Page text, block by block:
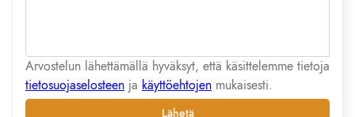
Arvostelun lähettämällä hyväksyt, että käsittelemme tietoja
tietosuojaselosteen ja käyttöehtojen mukaisesti.
Lähetä